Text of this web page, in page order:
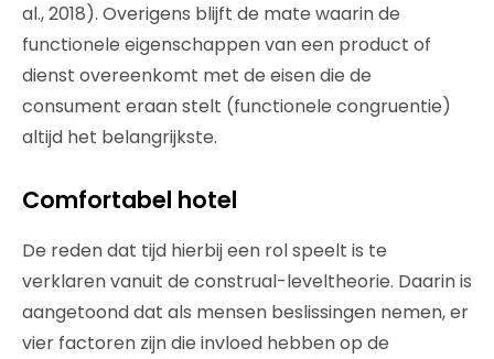
al., 2018). Overigens blijft de mate waarin de
functionele eigenschappen van een product of
dienst overeenkomt met de eisen die de
consument eraan stelt (functionele congruentie)
altijd het belangrijkste.
Comfortabel hotel
De reden dat tijd hierbij een rol speelt is te
verklaren vanuit de construal-leveltheorie. Daarin is
aangetoond dat als mensen beslissingen nemen, er
vier factoren zijn die invloed hebben op de